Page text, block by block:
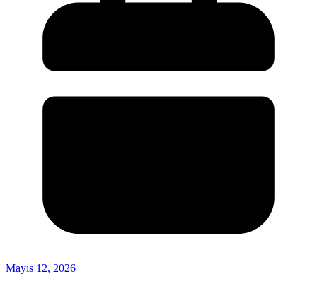
Mayıs 12, 2026